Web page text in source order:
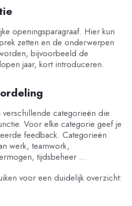
openingsparagraaf. Hier kun
zetten en de onderwerpen
bijvoorbeeld de
jaar, kort introduceren.
categorieën die
Voor elke categorie geef je
feedback. Categorieën
werk, teamwork,
tijdsbeheer …
voor een duidelijk overzicht: